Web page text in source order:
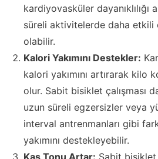
kardiyovasküler dayanıklılığı
süreli aktivitelerde daha etkili
olabilir.
Kalori Yakımını Destekler:
kalori yakımını artırarak kilo
olur. Sabit bisiklet çalışması
uzun süreli egzersizler veya
interval antrenmanları gibi
yakımını destekleyebilir.
Kas Tonu Artar: Sabit